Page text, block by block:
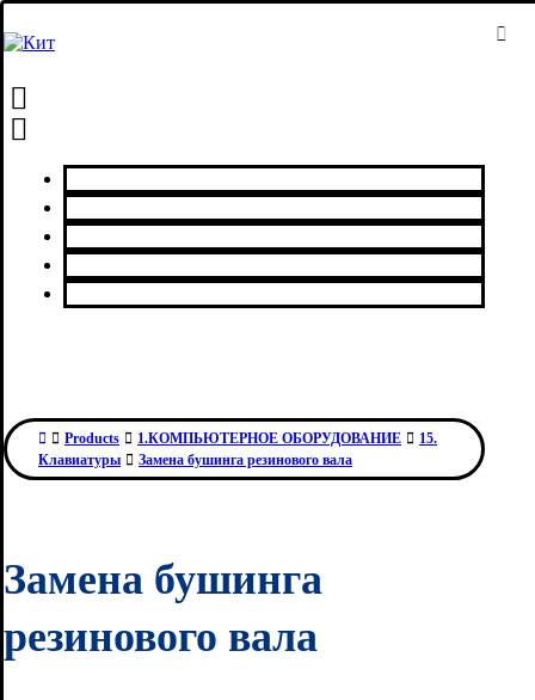
Products 1.КОМПЬЮТЕРНОЕ ОБОРУДОВАНИЕ
15.
Клавиатуры
Замена бушинга резинового вала
Замена бушинга
резинового вала